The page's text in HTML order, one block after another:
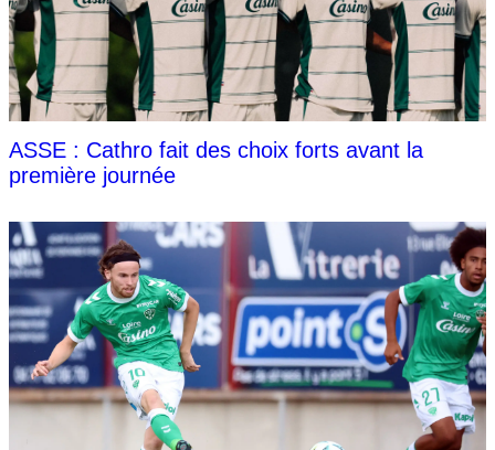
ASSE : Cathro fait des choix forts avant la
première journée